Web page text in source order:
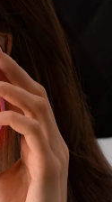
用户信息
我的设备
我的订单
我的地址
文